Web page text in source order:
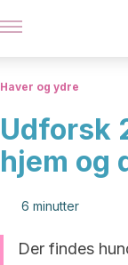
Haver og ydre
Udforsk
hjem og
6 minutter
Der findes